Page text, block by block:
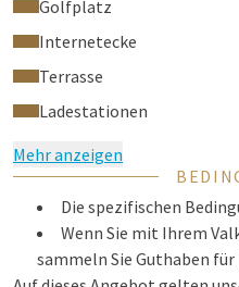
Golfplatz
Internetecke
Terrasse
Ladestationen
Mehr anzeigen
Die spezifischen
Wenn Sie mit Ihrem
sammeln Sie Guthaben